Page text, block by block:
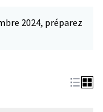
2024, préparez